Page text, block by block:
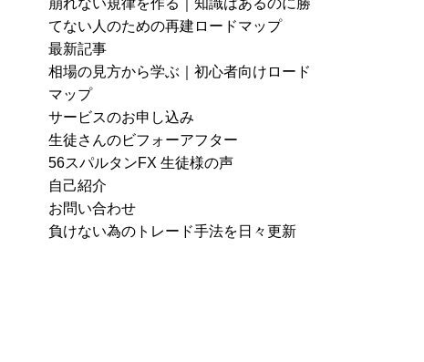
崩れない規律を作る｜知識はあるのに勝
てない人のための再建ロードマップ
最新記事
相場の見方から学ぶ｜初心者向けロード
マップ
サービスのお申し込み
生徒さんのビフォーアフター
56スパルタンFX 生徒様の声
自己紹介
お問い合わせ
負けない為のトレード手法を日々更新